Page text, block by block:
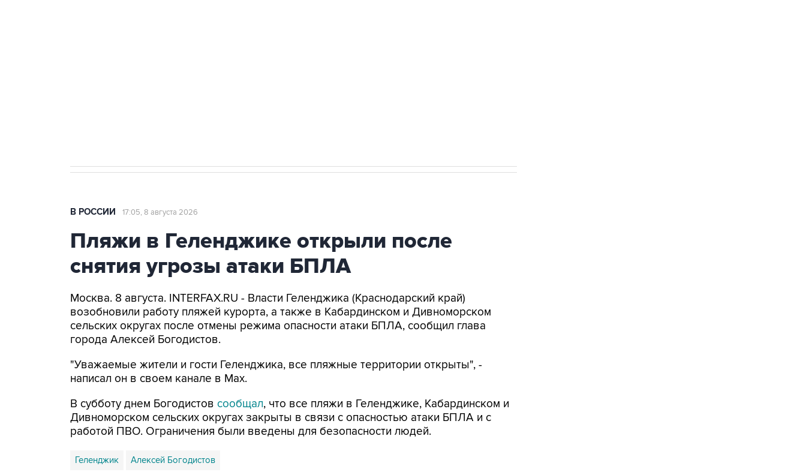
В РОССИИ 17:05, 8 августа 2026
Пляжи в Геленджике открыли после
снятия угрозы атаки БПЛА
Москва. 8 августа. INTERFAX.RU - Власти Геленджика (Краснодарский край)
возобновили работу пляжей курорта, а также в Кабардинском и Дивноморском
сельских округах после отмены режима опасности атаки БПЛА, сообщил глава
города Алексей Богодистов.
"Уважаемые жители и гости Геленджика, все пляжные территории открыты", -
написал он в своем канале в Max.
В субботу днем Богодистов сообщал, что все пляжи в Геленджике, Кабардинском и
Дивноморском сельских округах закрыты в связи с опасностью атаки БПЛА и с
работой ПВО. Ограничения были введены для безопасности людей.
Геленджик Алексей Богодистов